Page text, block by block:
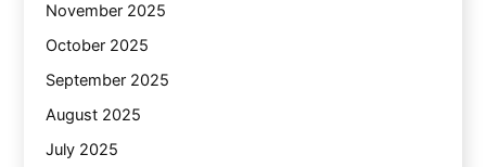
November 2025
October 2025
September 2025
August 2025
July 2025